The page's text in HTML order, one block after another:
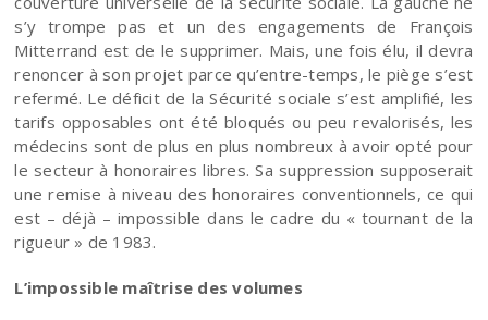
s’y trompe pas et un des engagements de François
Mitterrand est de le supprimer. Mais, une fois élu, il devra
renoncer à son projet parce qu’entre-temps, le piège s’est
refermé. Le déficit de la Sécurité sociale s’est amplifié, les
tarifs opposables ont été bloqués ou peu revalorisés, les
médecins sont de plus en plus nombreux à avoir opté pour
le secteur à honoraires libres. Sa suppression supposerait
une remise à niveau des honoraires conventionnels, ce qui
est – déjà – impossible dans le cadre du « tournant de la
rigueur » de 1983.
L’impossible maîtrise des volumes